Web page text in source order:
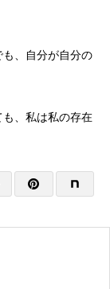
、自分が自分の
、私は私の存在